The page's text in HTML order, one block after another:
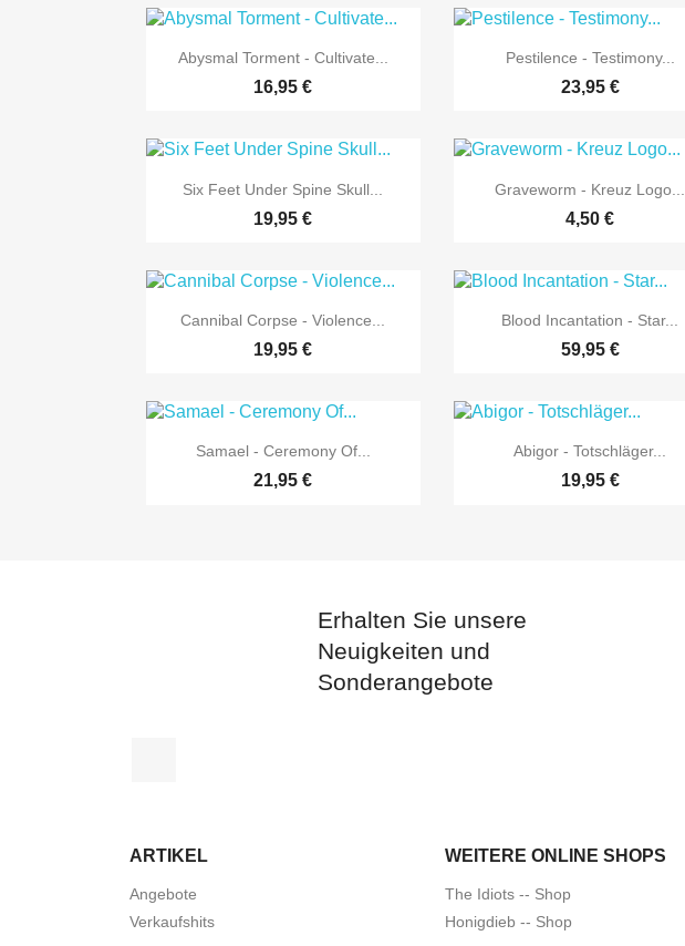
 Vorschau
Abysmal Torment - Cultivate...
16,95 €
 Vorschau
Pestilence - Testimony...
23,95 €
 Vorschau
Six Feet Under Spine Skull...
19,95 €
 Vorschau
Graveworm - Kreuz Logo...
4,50 €
 Vorschau
Cannibal Corpse - Violence...
19,95 €
 Vorschau
Blood Incantation - Star...
59,95 €
 Vorschau
Samael - Ceremony Of...
21,95 €
 Vorschau
Abigor - Totschläger...
19,95 €
Erhalten Sie unsere
Neuigkeiten und
Sonderangebote
ARTIKEL
Angebote
Verkaufshits
WEITERE ONLINE SHOPS
The Idiots -- Shop
Honigdieb -- Shop